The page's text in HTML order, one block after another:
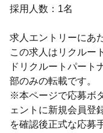
採用人数：1名
求人エントリーにあ
この求人はリクルー
ドリクルートパート
部のみの転載です。
※本ページで応募ボ
ェントに新規会員登
を確認後正式な応募